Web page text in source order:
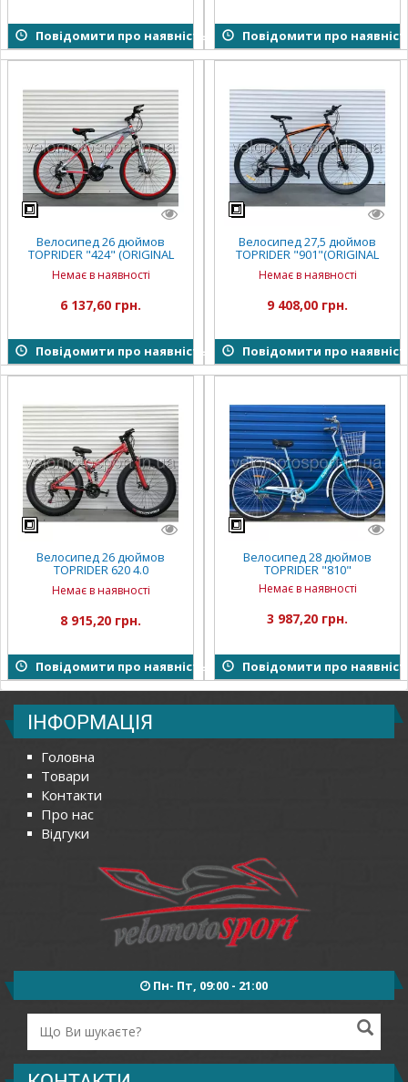
Повідомити про наявність Повідомити про
Велосипед 26 дюймов
TOPRIDER "424" (ORIGINAL
Немає в наявності
6 137,60 грн.
Повідомити про наявність
Велосипед 27,5 дюймов
TOPRIDER "901"(ORIGINAL
Немає в наявності
9 408,00 грн.
Повідомити про
Велосипед 26 дюймов
TOPRIDER 620 4.0
Немає в наявності
8 915,20 грн.
Повідомити про наявність
Велосипед 28 дюймов
TOPRIDER "810"
Немає в наявності
3 987,20 грн.
Повідомити про
ІНФОРМАЦІЯ
Головна
Товари
Контакти
Про нас
Відгуки
Пн- Пт, 09:00 - 21:00